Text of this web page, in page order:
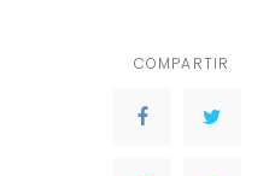
COMPARTIR